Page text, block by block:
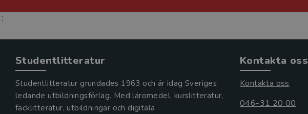
;
Studentlitteratur
Studentlitteratur grundades 1963 och är idag Sveriges
ledande utbildningsförlag. Med läromedel, kurslitteratur,
facklitteratur, utbildningar och digitala
Kontakta oss
Kontakta oss
046-31 20 00